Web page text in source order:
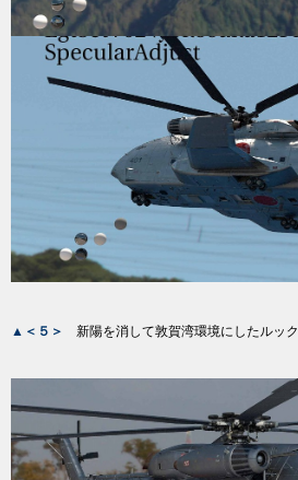
▲＜５＞ 新陽を消して敦賀湾環境にしたルック